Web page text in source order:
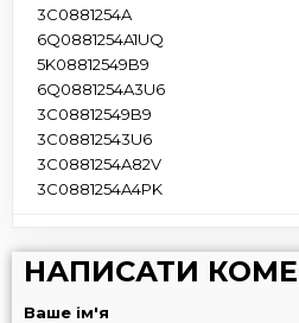
3C0881254A
6Q0881254A1UQ
5K08812549B9
6Q0881254A3U6
3C08812549B9
3C08812543U6
3C0881254A82V
3C0881254A4PK
НАПИСАТИ
Ваше ім'я